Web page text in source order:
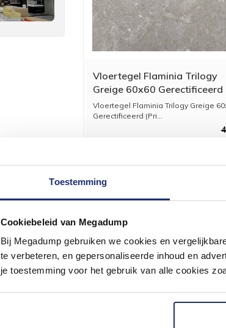
Toestemming
Cookiebeleid van Megadump
Bij Megadump gebruiken we cookies en
te verbeteren, en gepersonaliseerde inhoud en
je toestemming voor het gebruik van alle cookies
Vloertegel Flaminia Trilogy
Greige 60x60 Gerectificeerd
(Prijs Per M2)
Vloertegel Flaminia Trilogy Greige
Gerectificeerd (Pri...